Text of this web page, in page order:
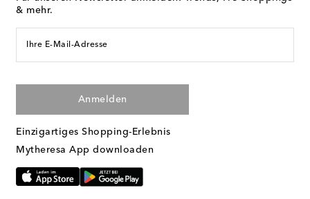
& mehr.
Ihre E-Mail-Adresse
Anmelden
Einzigartiges Shopping-Erlebnis
Mytheresa App downloaden